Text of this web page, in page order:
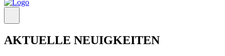
AKTUELLE NEUIGKEITEN